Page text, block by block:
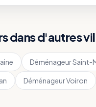
dans d'autres
DéménageurSaint-
DéménageurVoiron